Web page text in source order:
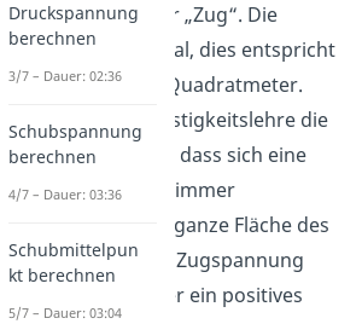
Das Z steht dabei für „Zug“. Die
Messeinheit ist Pascal, dies entspricht
einem Newton pro Quadratmeter.
Dabei wird in der Festigkeitslehre die
Annahme getroffen, dass sich eine
Zugbeanspruchung immer
gleichmäßig auf die ganze Fläche des
Körpers verteilt. Die Zugspannung
hat außerdem immer ein positives
Druckspannung
berechnen
3/7 – Dauer: 02:36
Schubspannung
berechnen
4/7 – Dauer: 03:36
Schubmittelpun
kt berechnen
5/7 – Dauer: 03:04